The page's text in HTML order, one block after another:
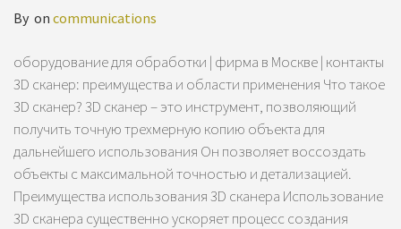
By on communications
оборудование для обработки | фирма в Москве | контакты
3D сканер: преимущества и области применения Что такое
3D сканер? 3D сканер – это инструмент, позволяющий
получить точную трехмерную копию объекта для
дальнейшего использования Он позволяет воссоздать
объекты с максимальной точностью и детализацией.
Преимущества использования 3D сканера Использование
3D сканера существенно ускоряет процесс создания